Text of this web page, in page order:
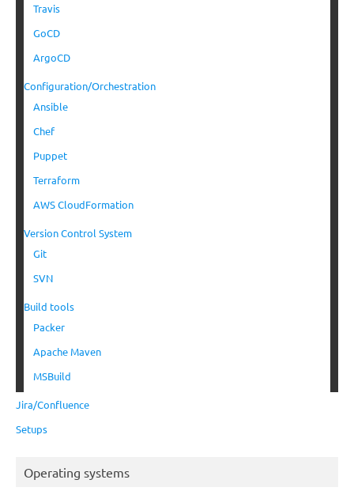
Travis
GoCD
ArgoCD
Configuration/Orchestration
Ansible
Chef
Puppet
Terraform
AWS CloudFormation
Version Control System
Git
SVN
Build tools
Packer
Apache Maven
MSBuild
Jira/Confluence
Setups
Operating systems